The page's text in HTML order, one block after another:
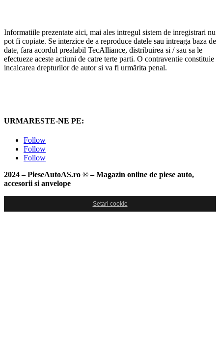
Informatiile prezentate aici, mai ales intregul sistem de inregistrari nu
pot fi copiate. Se interzice de a reproduce datele sau intreaga baza de
date, fara acordul prealabil TecAlliance, distribuirea si / sau sa le
efectueze aceste actiuni de catre terte parti. O contraventie constituie
incalcarea drepturilor de autor si va fi urmărita penal.
URMARESTE-NE PE:
Follow
Follow
Follow
2024 – PieseAutoAS.ro ®– Magazin online de piese auto,
accesorii si anvelope
Setari cookie